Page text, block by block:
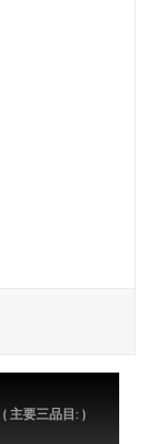
( 主要三品目: )